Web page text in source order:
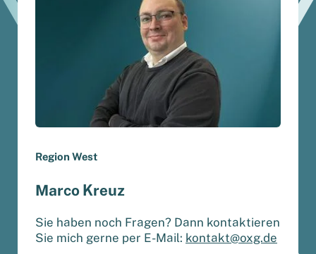
Region West
Marco Kreuz
Sie haben noch Fragen? Dann kontaktieren
Sie mich gerne per E-Mail: kontakt@oxg.de